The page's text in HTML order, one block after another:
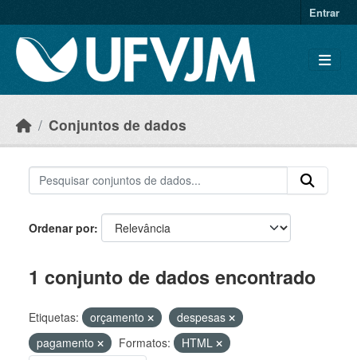
Entrar
Conjuntos de dados
Ordenar por
1 conjunto de dados encontrado
Etiquetas: orçamento
despesas
pagamento
Formatos:
HTML